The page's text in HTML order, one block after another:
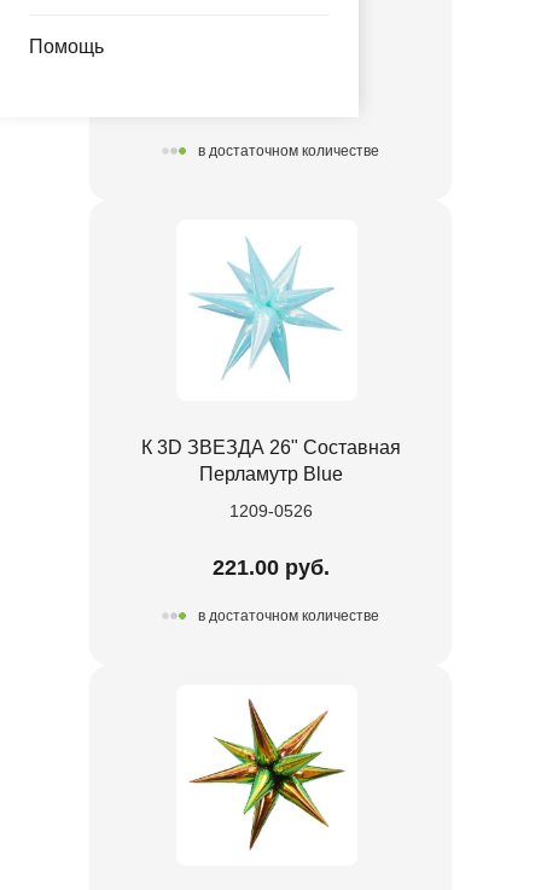
Помощь
в достаточном количестве
К 3D ЗВЕЗДА 26" Составная
Перламутр Blue
1209-0526
221.00 руб.
в достаточном количестве